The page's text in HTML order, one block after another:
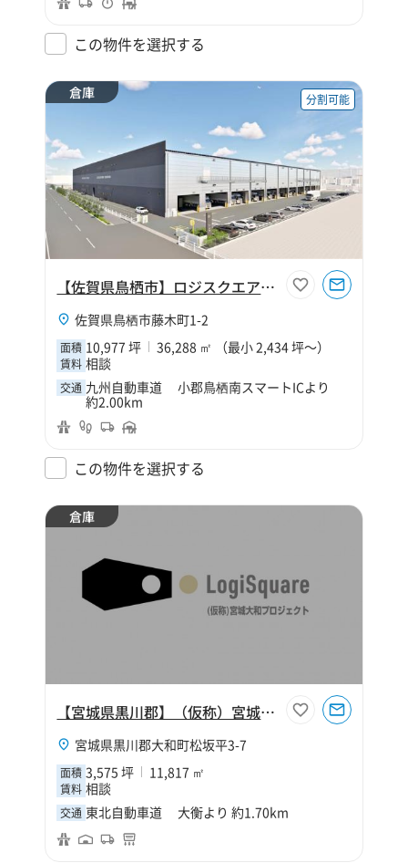
この物件を選択する
倉庫 分割可能
【佐賀県鳥栖市】ロジスクエア鳥栖Ⅱ
佐賀県鳥栖市藤木町1-2
面積 10,977 坪 36,288 ㎡ （最小 2,434 坪～）
賃料 相談
交通 九州自動車道 小郡鳥栖南スマートICより
約2.00km
この物件を選択する
倉庫
【宮城県黒川郡】（仮称）宮城大和プロジェクト
宮城県黒川郡大和町松坂平3-7
面積 3,575 坪 11,817 ㎡
賃料 相談
交通 東北自動車道 大衡より 約1.70km